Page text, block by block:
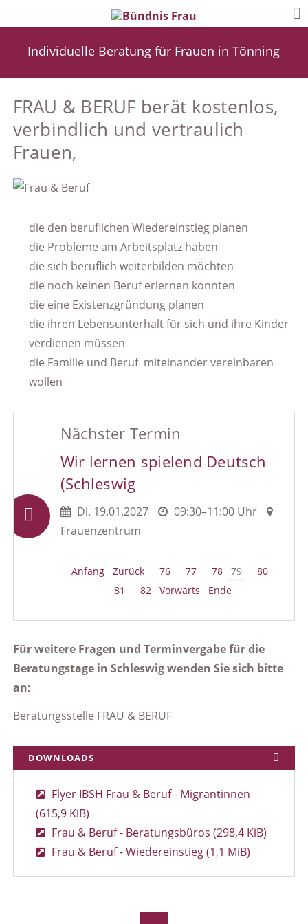
Individuelle Beratung für Frauen in Tönning
FRAU & BERUF berät kostenlos,
verbindlich und vertraulich
Frauen,
die den beruflichen Wiedereinstieg planen
die Probleme am Arbeitsplatz haben
die sich beruflich weiterbilden möchten
die noch keinen Beruf erlernen konnten
die eine Existenzgründung planen
die ihren Lebensunterhalt für sich und ihre Kinder
verdienen müssen
die Familie und Beruf miteinander vereinbaren
wollen
Nächster Termin
Wir lernen spielend Deutsch
(Schleswig
Di. 19.01.2027
09:30–11:00 Uhr
Frauenzentrum
Anfang Zurück 76 77 78 79
80
81
82 Vorwärts Ende
Für weitere Fragen und Terminvergabe für die
Beratungstage in Schleswig wenden Sie sich bitte
an:
Beratungsstelle FRAU & BERUF
DOWNLOADS
Flyer IBSH Frau & Beruf - Migrantinnen
(615,9 KiB)
Frau & Beruf - Beratungsbüros (298,4 KiB)
Frau & Beruf - Wiedereinstieg(1,1 MiB)